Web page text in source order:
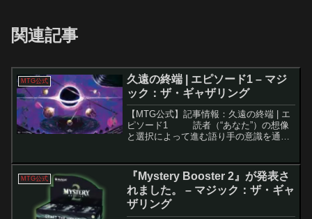
関連記事
MTG公式
久遠の終端 | エピソード1 – マジ
ック：ザ・ギャザリング
【MTG公式】記事情報：久遠の終端 | エ
ピソード1 読者（“あなた”）の想像
と選択によって進む語り手の意識を通
開けます。要点解説物語の核は「想...
MTG公式
『Mystery Booster 2』が発表さ
れました。 – マジック：ザ・ギャ
ザリング